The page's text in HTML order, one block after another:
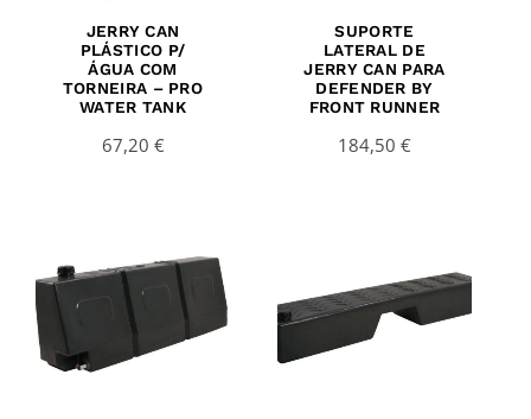
JERRY CAN
PLÁSTICO P/
ÁGUA COM
TORNEIRA – PRO
WATER TANK
67,20 €
SUPORTE
LATERAL DE
JERRY CAN PARA
DEFENDER BY
FRONT RUNNER
184,50 €